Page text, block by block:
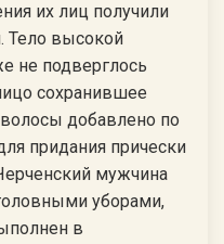
их лиц получили
Тело высокой
не подверглось
сохранившее
добавлено по
придания прически
мужчина
уборами,
в